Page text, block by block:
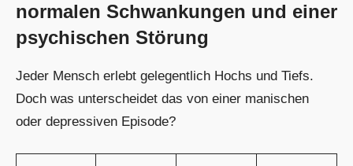
normalen Schwankungen und einer
psychischen Störung
Jeder Mensch erlebt gelegentlich Hochs und Tiefs.
Doch was unterscheidet das von einer manischen
oder depressiven Episode?